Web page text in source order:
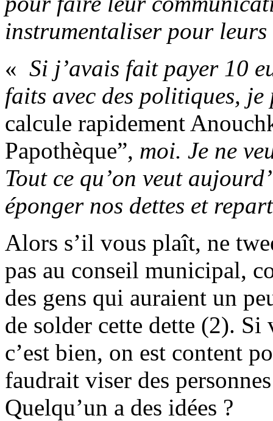
instrumentaliser pour
« Si j’avais fait payer 10
faits avec des politiques,
calcule rapidement
Papothèque”, moi. Je ne
Tout ce qu’on veut
éponger nos dettes et
Alors s’il vous plaît, ne
pas au conseil municipal,
des gens qui auraient un
de solder cette dette (2). Si
c’est bien, on est content
faudrait viser des
Quelqu’un a des idées ?